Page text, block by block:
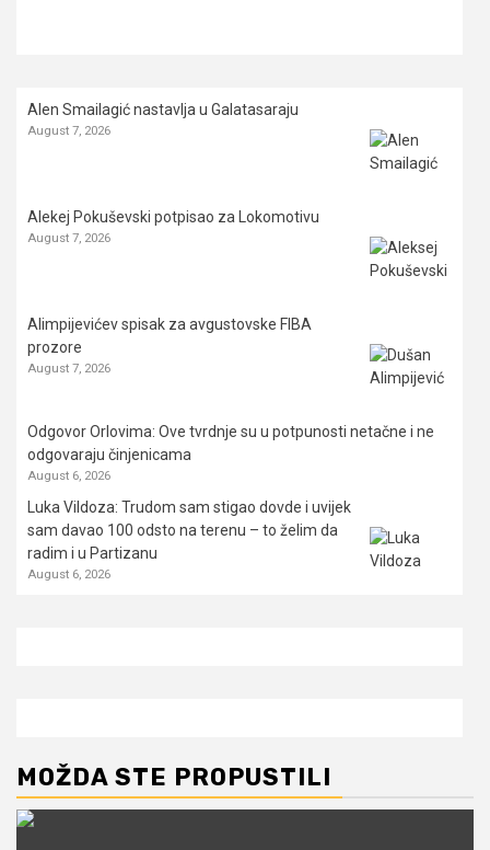
Alen Smailagić nastavlja u Galatasaraju
August 7, 2026
Alekej Pokuševski potpisao za Lokomotivu
August 7, 2026
Alimpijevićev spisak za avgustovske FIBA
prozore
August 7, 2026
Odgovor Orlovima: ​Ove tvrdnje su u potpunosti netačne i ne
odgovaraju činjenicama
August 6, 2026
Luka Vildoza: Trudom sam stigao dovde i uvijek
sam davao 100 odsto na terenu – to želim da
radim i u Partizanu
August 6, 2026
MOŽDA STE PROPUSTILI